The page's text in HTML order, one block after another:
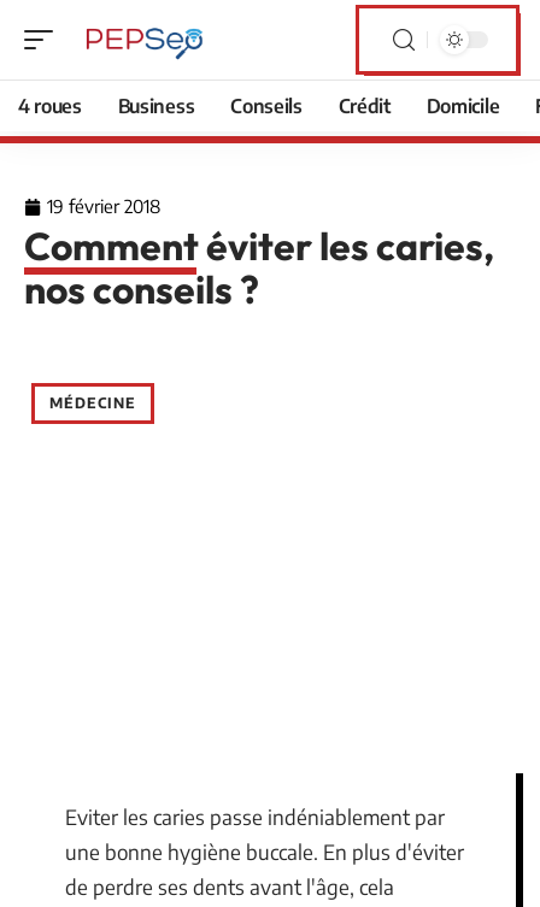
4 roues Business Conseils Crédit Domicile
19 février 2018
Comment éviter les caries,
nos conseils ?
MÉDECINE
Eviter les caries passe indéniablement par
une bonne hygiène buccale. En plus d'éviter
de perdre ses dents avant l'âge, cela